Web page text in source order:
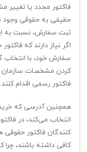
فاکتور مجدد یا تغییر
حقیقی به حقوقی وجود
ثبت سفارش، نسبت به
اگر نیاز دارند که
سفارش خود، با انتخاب
کردن مشخصات سازمان
فاکتور رسمی اقدام کنند.
همچنین آدرسی که
انتخاب می‌کند، در
کنندگان فاکتور
کافی داشته باشند،